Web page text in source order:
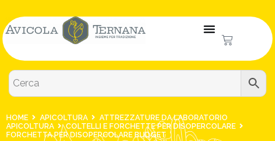
HOME APICOLTURA
ATTREZZATURE DA LABORATORIO
APICOLTURA
COLTELLI E FORCHETTE PER DISOPERCOLARE
FORCHETTA PER DISOPERCOLARE BUDGET